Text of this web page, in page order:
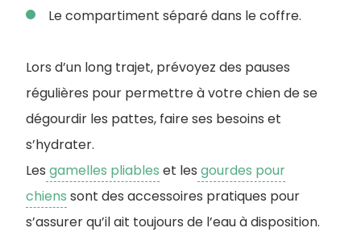
Le compartiment séparé dans le coffre.
Lors d’un long trajet, prévoyez des pauses
régulières pour permettre à votre chien de se
dégourdir les pattes, faire ses besoins et
s’hydrater.
Les gamelles pliables et les gourdes pour
chiens sont des accessoires pratiques pour
s’assurer qu’il ait toujours de l’eau à disposition.